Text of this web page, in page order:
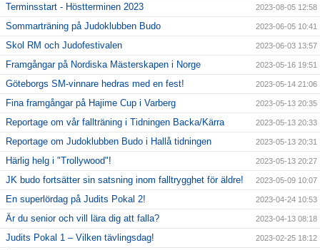
Terminsstart - Höstterminen 2023 2023-08-05 12:58
Sommarträning på Judoklubben Budo 2023-06-05 10:41
Skol RM och Judofestivalen 2023-06-03 13:57
Framgångar på Nordiska Mästerskapen i Norge 2023-05-16 19:51
Göteborgs SM-vinnare hedras med en fest! 2023-05-14 21:06
Fina framgångar på Hajime Cup i Varberg 2023-05-13 20:35
Reportage om vår fallträning i Tidningen Backa/Kärra 2023-05-13 20:33
Reportage om Judoklubben Budo i Hallå tidningen 2023-05-13 20:31
Härlig helg i "Trollywood"! 2023-05-13 20:27
JK budo fortsätter sin satsning inom falltrygghet för äldre! 2023-05-09 10:07
En superlördag på Judits Pokal 2! 2023-04-24 10:53
Är du senior och vill lära dig att falla? 2023-04-13 08:18
Judits Pokal 1 – Vilken tävlingsdag! 2023-02-25 18:12